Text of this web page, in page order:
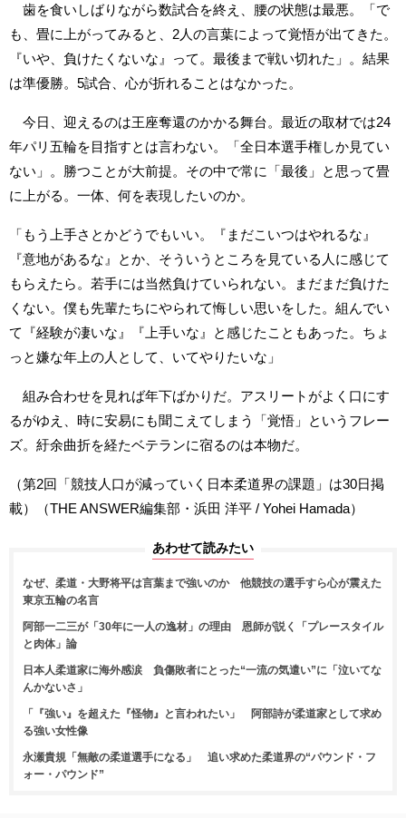
歯を食いしばりながら数試合を終え、腰の状態は最悪。「で
も、畳に上がってみると、2人の言葉によって覚悟が出てきた。
『いや、負けたくないな』って。最後まで戦い切れた」。結果
は準優勝。5試合、心が折れることはなかった。
今日、迎えるのは王座奪還のかかる舞台。最近の取材では24
年パリ五輪を目指すとは言わない。「全日本選手権しか見てい
ない」。勝つことが大前提。その中で常に「最後」と思って畳
に上がる。一体、何を表現したいのか。
「もう上手さとかどうでもいい。『まだこいつはやれるな』
『意地があるな』とか、そういうところを見ている人に感じて
もらえたら。若手には当然負けていられない。まだまだ負けた
くない。僕も先輩たちにやられて悔しい思いをした。組んでい
て『経験が凄いな』『上手いな』と感じたこともあった。ちょ
っと嫌な年上の人として、いてやりたいな」
組み合わせを見れば年下ばかりだ。アスリートがよく口にす
るがゆえ、時に安易にも聞こえてしまう「覚悟」というフレー
ズ。紆余曲折を経たベテランに宿るのは本物だ。
（第2回「競技人口が減っていく日本柔道界の課題」は30日掲
載）（THE ANSWER編集部・浜田 洋平 / Yohei Hamada）
あわせて読みたい
なぜ、柔道・大野将平は言葉まで強いのか 他競技の選手すら心が震えた
東京五輪の名言
阿部一二三が「30年に一人の逸材」の理由 恩師が説く「プレースタイル
と肉体」論
日本人柔道家に海外感涙 負傷敗者にとった“一流の気遣い”に「泣いてな
んかないさ」
「『強い』を超えた『怪物』と言われたい」 阿部詩が柔道家として求め
る強い女性像
永瀬貴規「無敵の柔道選手になる」 追い求めた柔道界の“パウンド・フ
ォー・パウンド”